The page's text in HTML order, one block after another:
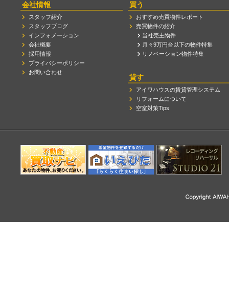
会社情報
スタッフ紹介
スタッフブログ
インフォメーション
会社概要
採用情報
プライバシーポリシー
お問い合わせ
買う
おすすめ売買物件レポート
売買物件の紹介
当社売主物件
月々9万円台以下の物件特集
リノベーション物件特集
貸す
アイワハウスの賃貸管理システム
リフォームについて
空室対策Tips